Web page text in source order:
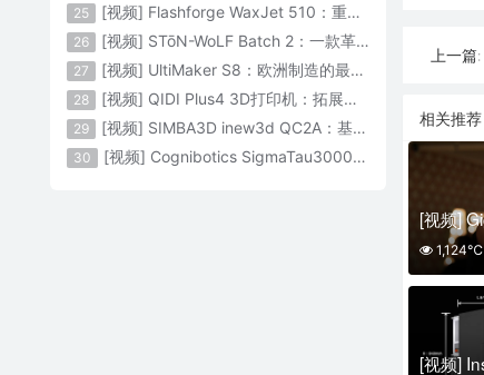
上一篇:
相关推荐
1,124℃
25 [视频] Flashforge WaxJet 510：重新定义精度 专为K金珠宝铸造而生
26 [视频] STōN-WoLF Batch 2：一款革命性的“飞行龙门架”3D打印机
27 [视频] UltiMaker S8：欧洲制造的最快的桌面双材料专业3D打印机
28 [视频] QIDI Plus4 3D打印机：拓展您的想象力
29 [视频] SIMBA3D inew3d QC2A：基于AI建模的桌面全彩色3D打印机
30 [视频] Cognibotics SigmaTau3000 轻型机器人：智能制造的未来